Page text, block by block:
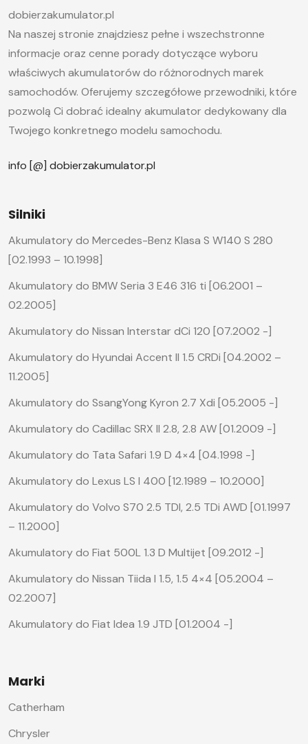
dobierzakumulator.pl
Na naszej stronie znajdziesz pełne i wszechstronne
informacje oraz cenne porady dotyczące wyboru
właściwych akumulatorów do różnorodnych marek
samochodów. Oferujemy szczegółowe przewodniki, które
pozwolą Ci dobrać idealny akumulator dedykowany dla
Twojego konkretnego modelu samochodu.
info [@] dobierzakumulator.pl
Silniki
Akumulatory do Mercedes-Benz Klasa S W140 S 280
[02.1993 – 10.1998]
Akumulatory do BMW Seria 3 E46 316 ti [06.2001 –
02.2005]
Akumulatory do Nissan Interstar dCi 120 [07.2002 -]
Akumulatory do Hyundai Accent II 1.5 CRDi [04.2002 –
11.2005]
Akumulatory do SsangYong Kyron 2.7 Xdi [05.2005 -]
Akumulatory do Cadillac SRX II 2.8, 2.8 AW [01.2009 -]
Akumulatory do Tata Safari 1.9 D 4×4 [04.1998 -]
Akumulatory do Lexus LS I 400 [12.1989 – 10.2000]
Akumulatory do Volvo S70 2.5 TDI, 2.5 TDi AWD [01.1997
– 11.2000]
Akumulatory do Fiat 500L 1.3 D Multijet [09.2012 -]
Akumulatory do Nissan Tiida I 1.5, 1.5 4×4 [05.2004 –
02.2007]
Akumulatory do Fiat Idea 1.9 JTD [01.2004 -]
Marki
Catherham
Chrysler